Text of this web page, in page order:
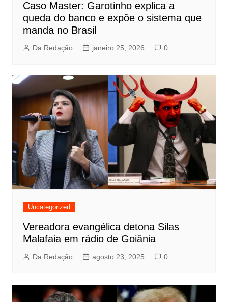
Caso Master: Garotinho explica a
queda do banco e expõe o sistema que
manda no Brasil
Da Redação janeiro 25, 2026 0
Uncategorized
Vereadora evangélica detona Silas
Malafaia em rádio de Goiânia
Da Redação agosto 23, 2025 0